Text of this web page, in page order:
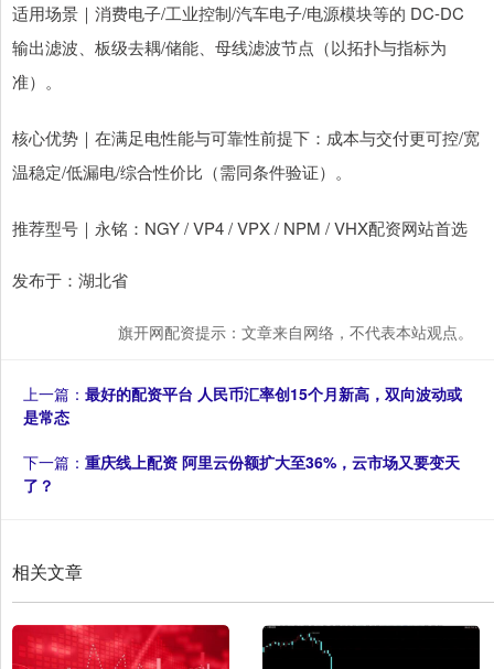
适用场景｜消费电子/工业控制/汽车电子/电源模块等的 DC-DC
输出滤波、板级去耦/储能、母线滤波节点（以拓扑与指标为
准）。
核心优势｜在满足电性能与可靠性前提下：成本与交付更可控/宽
温稳定/低漏电/综合性价比（需同条件验证）。
推荐型号｜永铭：NGY / VP4 / VPX / NPM / VHX配资网站首选
发布于：湖北省
旗开网配资提示：文章来自网络，不代表本站观点。
上一篇： 最好的配资平台 人民币汇率创15个月新高，双向波动或
是常态
下一篇： 重庆线上配资 阿里云份额扩大至36%，云市场又要变天
了？
相关文章